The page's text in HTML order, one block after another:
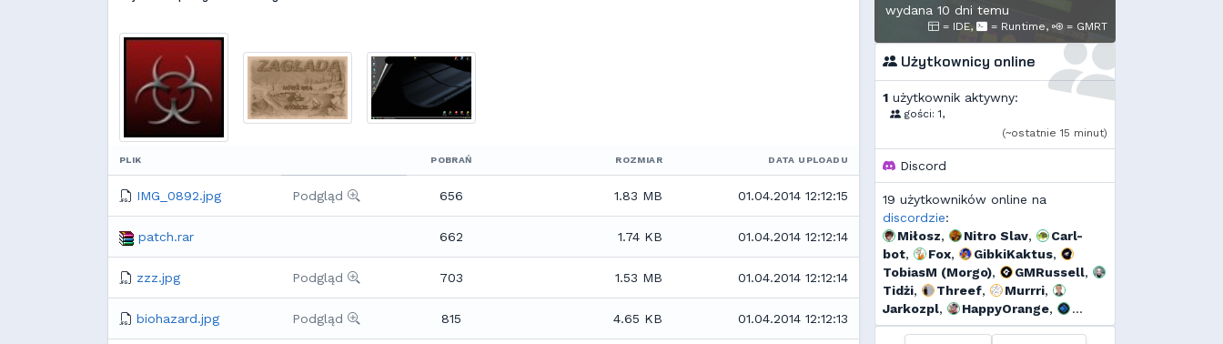
PLIK POBRAŃ ROZMIAR DATA UPLOADU
IMG_0892.jpg Podgląd 656 1.83 MB 01.04.2014 12:12:15
patch.rar 662 1.74 KB 01.04.2014 12:12:14
zzz.jpg Podgląd 703 1.53 MB 01.04.2014 12:12:14
biohazard.jpg Podgląd 815 4.65 KB 01.04.2014 12:12:13
wydana 10 dni temu
= IDE, = Runtime, = GMRT
Użytkownicy online
1 użytkownik aktywny:
gości: 1,
(~ostatnie 15 minut)
Discord
19 użytkowników online na
discordzie:
Miłosz, Nitro Slav,
Carl-
bot, Fox, GibkiKaktus,
TobiasM (Morgo), GMRussell,
Tidżi, Threef, Murrri,
Jarkozpl, HappyOrange,
Dyno, szmalu, Ulti, bagno,